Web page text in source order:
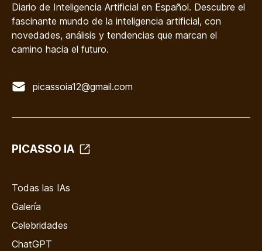
Diario de Inteligencia Artificial en Español. Descubre el
fascinante mundo de la inteligencia artificial, con
novedades, análisis y tendencias que marcan el
camino hacia el futuro.
picassoia12@gmail.com
PICASSO IA
Todas las IAs
Galería
Celebridades
ChatGPT